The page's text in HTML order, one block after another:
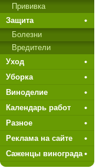
Прививкa
Защита
Болезни
Вредители
Уход
Уборка
Виноделие
Календарь работ
Разное
Реклама на сайте
Саженцы винограда